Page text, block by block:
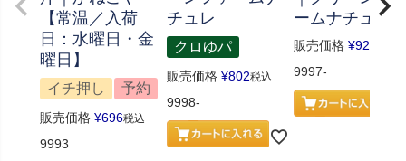
【常温／入荷
日：水曜日・金
曜日】
イチ押し 予約
販売価格 ¥696税込
9993
チュレ
クロゆパ
販売価格 ¥802税込
9998-
ームナチュレ
販売価格 ¥926
9997-